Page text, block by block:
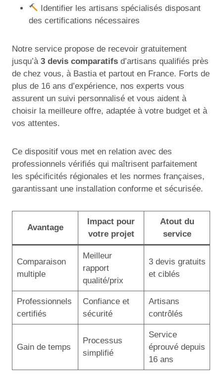
Identifier les artisans spécialisés disposant
des certifications nécessaires
Notre service propose de recevoir gratuitement
jusqu’à 3 devis comparatifs d’artisans qualifiés près
de chez vous, à Bastia et partout en France. Forts de
plus de 16 ans d’expérience, nos experts vous
assurent un suivi personnalisé et vous aident à
choisir la meilleure offre, adaptée à votre budget et à
vos attentes.
Ce dispositif vous met en relation avec des
professionnels vérifiés qui maîtrisent parfaitement
les spécificités régionales et les normes françaises,
garantissant une installation conforme et sécurisée.
Avantage
Impact pour
votre projet
Atout du
service
Comparaison
multiple
Meilleur
rapport
qualité/prix
3 devis gratuits
et ciblés
Professionnels
certifiés
Confiance et
sécurité
Artisans
contrôlés
Gain de temps
Processus
simplifié
Service
éprouvé depuis
16 ans